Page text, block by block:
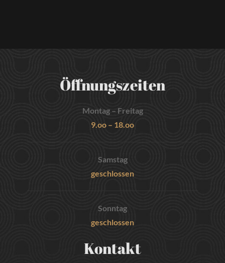
Öffnungszeiten
Montag – Freitag
9.oo – 18.oo
Samstag
geschlossen
Sonntag
geschlossen
Kontakt